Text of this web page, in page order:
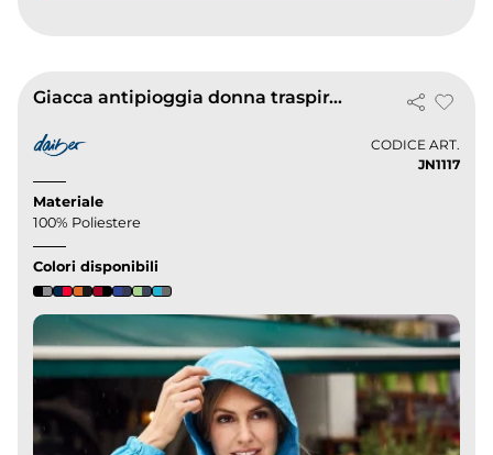
Giacca antipioggia donna traspirante
CODICE ART.
JN1117
Materiale
100% Poliestere
Colori disponibili